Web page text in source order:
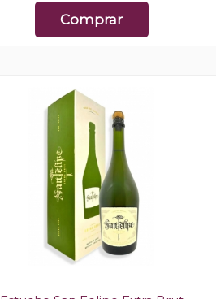
Comprar